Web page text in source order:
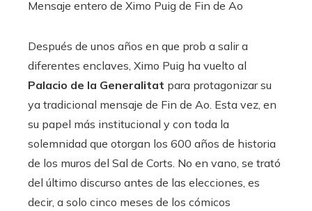
Mensaje entero de Ximo Puig de Fin de Ao
Después de unos años en que prob a salir a
diferentes enclaves, Ximo Puig ha vuelto al
Palacio de la Generalitat para protagonizar su
ya tradicional mensaje de Fin de Ao. Esta vez, en
su papel más institucional y con toda la
solemnidad que otorgan los 600 años de historia
de los muros del Sal de Corts. No en vano, se trató
del último discurso antes de las elecciones, es
decir, a solo cinco meses de los cómicos